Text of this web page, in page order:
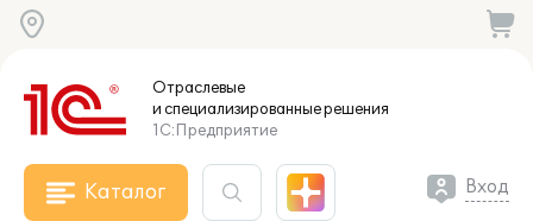
Отраслевые
и специализированныерешения
1С:Предприятие
Каталог Вход